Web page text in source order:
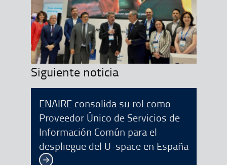
Siguiente noticia
ENAIRE consolida su rol como
Proveedor Único de Servicios de
Información Común para el
despliegue del U-space en España
Ver más